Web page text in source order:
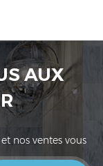
universel
AUX
nos ventes vous
Merci!